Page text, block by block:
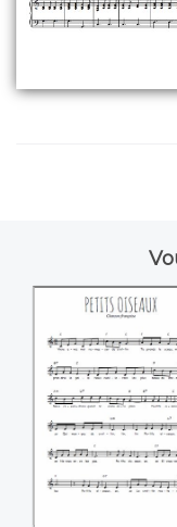
Petits oiseaux